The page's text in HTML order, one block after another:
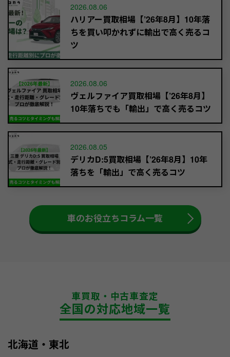
2026.08.06
ハリアー買取相場【’26年8月】10年落
ちを買い叩かれずに輸出で高く売るコ
ツ
2026.08.06
ヴェルファイア買取相場【’26年8月】
10年落ちでも「輸出」で高く売るコツ
2026.08.05
デリカD:5買取相場【’26年8月】10年
落ちを「輸出」で高く売るコツ
車のお役立ちコラム一覧
車買取・中古車査定
全国の対応地域一覧
北海道・東北